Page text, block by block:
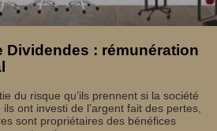
Dividendes : rémunération
du risque qu’ils prennent si la société
ont investi de l’argent fait des pertes,
sont propriétaires des bénéfices